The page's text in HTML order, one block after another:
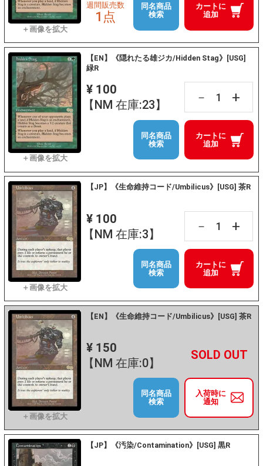
カートに
追加
週間販売数
1点
同名商品
検索
【EN】《隠れたる雄ジカ/Hidden Stag》[USG]
緑R
¥ 100
【NM 在庫:23】
－ +
カートに
追加
同名商品
検索
【JP】《生命維持コード/Umbilicus》[USG] 茶R
¥ 100
【NM 在庫:3】
－ +
カートに
追加
同名商品
検索
【EN】《生命維持コード/Umbilicus》[USG] 茶R
¥ 150
【NM 在庫:0】
－ +
入荷時に
通知
同名商品
検索
【JP】《汚染/Contamination》[USG] 黒R